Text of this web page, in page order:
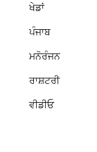
ਖੇਡਾਂ
ਪੰਜਾਬ
ਮਨੋਰੰਜਨ
ਰਾਸ਼ਟਰੀ
ਵੀਡੀਓ